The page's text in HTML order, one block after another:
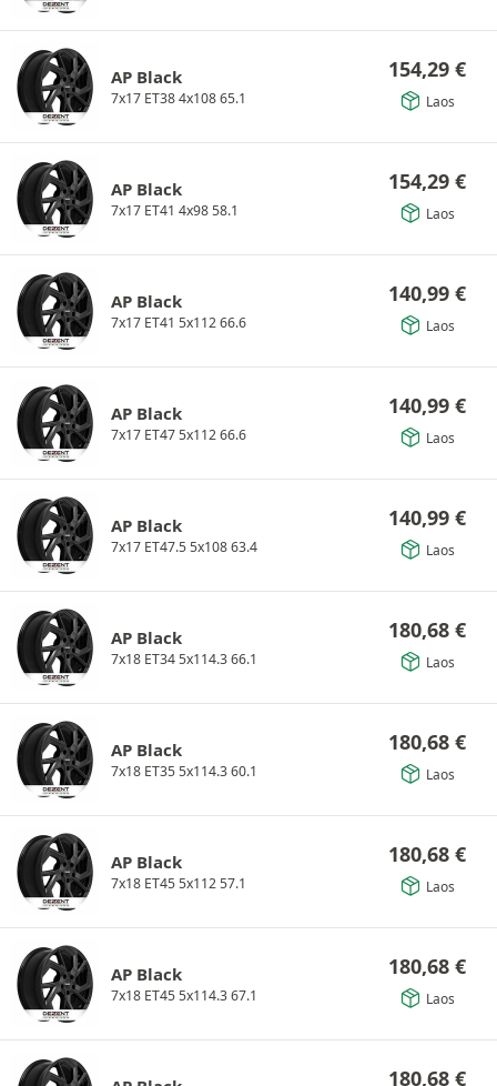
AP Black
7x17 ET38 4x108 65.1
154,29 €
Laos
AP Black
7x17 ET41 4x98 58.1
154,29 €
Laos
AP Black
7x17 ET41 5x112 66.6
140,99 €
Laos
AP Black
7x17 ET47 5x112 66.6
140,99 €
Laos
AP Black
7x17 ET47.5 5x108 63.4
140,99 €
Laos
AP Black
7x18 ET34 5x114.3 66.1
180,68 €
Laos
AP Black
7x18 ET35 5x114.3 60.1
180,68 €
Laos
AP Black
7x18 ET45 5x112 57.1
180,68 €
Laos
AP Black
7x18 ET45 5x114.3 67.1
180,68 €
Laos
180,68 €